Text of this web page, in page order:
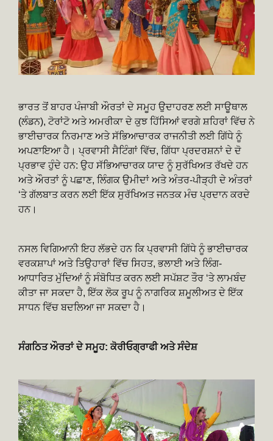
ਭਾਰਤ ਤੋਂ ਬਾਹਰ ਪੰਜਾਬੀ ਔਰਤਾਂ ਦੇ ਸਮੂਹ ਉਦਾਹਰਣ ਲਈ ਸਾਊਥਾਲ
(ਲੰਡਨ), ਟੋਰਾਂਟੋ ਅਤੇ ਅਮਰੀਕਾ ਦੇ ਕੁਝ ਹਿੱਸਿਆਂ ਵਰਗੇ ਸ਼ਹਿਰਾਂ ਵਿੱਚ ਨੇ
ਭਾਈਚਾਰਕ ਨਿਰਮਾਣ ਅਤੇ ਸੱਭਿਆਚਾਰਕ ਰਾਜਨੀਤੀ ਲਈ ਗਿੱਧੇ ਨੂੰ
ਅਪਣਾਇਆ ਹੈ। ਪ੍ਰਵਾਸੀ ਸੈਟਿੰਗਾਂ ਵਿੱਚ, ਗਿੱਧਾ ਪ੍ਰਦਰਸ਼ਨਾਂ ਦੇ ਦੋ
ਪ੍ਰਭਾਵ ਹੁੰਦੇ ਹਨ: ਉਹ ਸੱਭਿਆਚਾਰਕ ਯਾਦ ਨੂੰ ਸੁਰੱਖਿਅਤ ਰੱਖਦੇ ਹਨ
ਅਤੇ ਔਰਤਾਂ ਨੂੰ ਪਛਾਣ, ਲਿੰਗਕ ਉਮੀਦਾਂ ਅਤੇ ਅੰਤਰ-ਪੀੜ੍ਹੀ ਦੇ ਅੰਤਰਾਂ
‘ਤੇ ਗੱਲਬਾਤ ਕਰਨ ਲਈ ਇੱਕ ਸੁਰੱਖਿਅਤ ਜਨਤਕ ਮੰਚ ਪ੍ਰਦਾਨ ਕਰਦੇ
ਹਨ।
ਨਸਲ ਵਿਗਿਆਨੀ ਇਹ ਲੱਭਦੇ ਹਨ ਕਿ ਪ੍ਰਵਾਸੀ ਗਿੱਧੇ ਨੂੰ ਭਾਈਚਾਰਕ
ਵਰਕਸ਼ਾਪਾਂ ਅਤੇ ਤਿਉਹਾਰਾਂ ਵਿੱਚ ਸਿਹਤ, ਭਲਾਈ ਅਤੇ ਲਿੰਗ-
ਆਧਾਰਿਤ ਮੁੱਦਿਆਂ ਨੂੰ ਸੰਬੋਧਿਤ ਕਰਨ ਲਈ ਸਪੱਸ਼ਟ ਤੌਰ ‘ਤੇ ਲਾਮਬੰਦ
ਕੀਤਾ ਜਾ ਸਕਦਾ ਹੈ, ਇੱਕ ਲੋਕ ਰੂਪ ਨੂੰ ਨਾਗਰਿਕ ਸ਼ਮੂਲੀਅਤ ਦੇ ਇੱਕ
ਸਾਧਨ ਵਿੱਚ ਬਦਲਿਆ ਜਾ ਸਕਦਾ ਹੈ।
ਸੰਗਠਿਤ ਔਰਤਾਂ ਦੇ ਸਮੂਹ: ਕੋਰੀਓਗ੍ਰਾਫੀ ਅਤੇ ਸੰਦੇਸ਼